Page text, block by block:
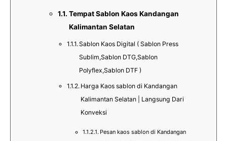
Tempat Sablon Kaos Kandangan
Kalimantan Selatan
Sablon Kaos Digital ( Sablon Press
Sublim,Sablon DTG,Sablon
Polyflex,Sablon DTF )
Harga Kaos sablon di Kandangan
Kalimantan Selatan | Langsung Dari
Konveksi
Pesan kaos sablon di Kandangan